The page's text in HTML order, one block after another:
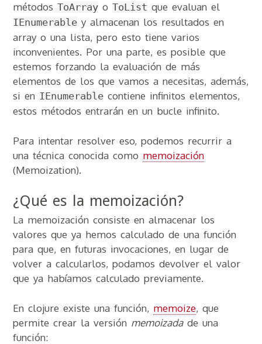
métodosToArray oToList que evaluan el
IEnumerable y almacenan los resultados en
array o una lista, pero esto tiene varios
inconvenientes. Por una parte, es posible que
estemos forzando la evaluación de más
elementos de los que vamos a necesitas, además,
si en IEnumerable contiene infinitos elementos,
estos métodos entrarán en un bucle infinito.
Para intentar resolver eso, podemos recurrir a
una técnica conocida como memoización
(Memoization).
¿Qué es la memoización?
La memoización consiste en almacenar los
valores que ya hemos calculado de una función
para que, en futuras invocaciones, en lugar de
volver a calcularlos, podamos devolver el valor
que ya habíamos calculado previamente.
En clojure existe una función, memoize, que
permite crear la versión memoizadade una
función: